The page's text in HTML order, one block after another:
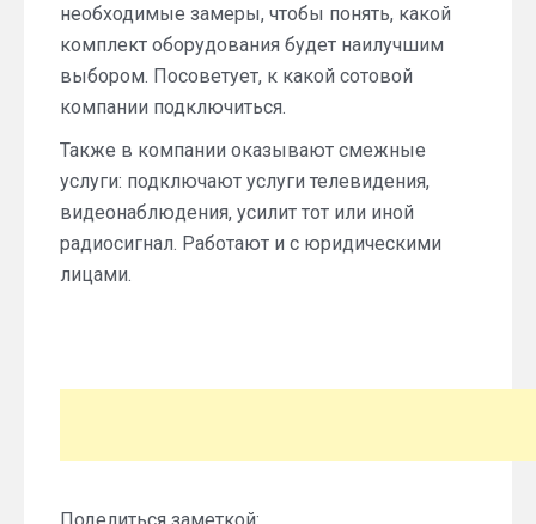
необходимые замеры, чтобы понять, какой
комплект оборудования будет наилучшим
выбором. Посоветует, к какой сотовой
компании подключиться.
Также в компании оказывают смежные
услуги: подключают услуги телевидения,
видеонаблюдения, усилит тот или иной
радиосигнал. Работают и с юридическими
лицами.
Поделиться заметкой: